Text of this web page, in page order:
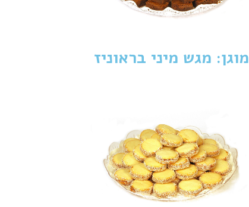
מוגן: מגש מיני בראוניז